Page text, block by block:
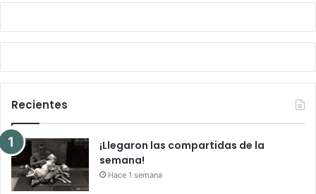
Recientes
¡Llegaron las compartidas de la
semana!
Hace 1 semana